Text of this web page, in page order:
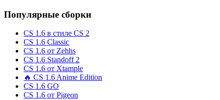
Популярные сборки
CS 1.6 в стиле CS 2
CS 1.6 Classic
CS 1.6 от Zehhs
CS 1.6 Standoff 2
CS 1.6 от Xtample
🔥 CS 1.6 Anime Edition
CS 1.6 GO
CS 1.6 от Pigeon